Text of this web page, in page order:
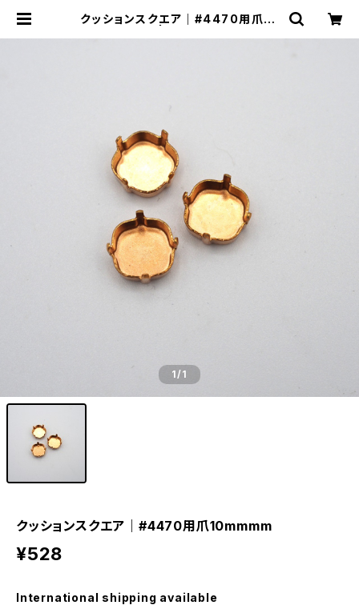
クッションスクエア｜#4470用爪10
1/1
クッションスクエア｜#4470用爪10mmmm
¥528
International shipping available